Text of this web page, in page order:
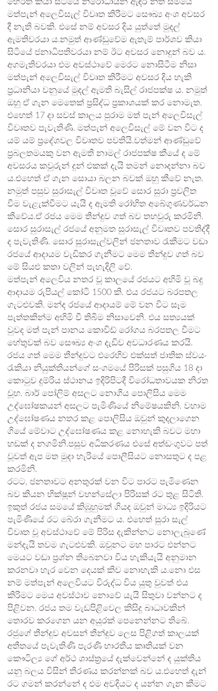
හේරත් කියා සිටියේ නිරෝධායන ඇඳිරි නීති සමයේ
මත්පැන් අලෙවිසැල් විවෘත කිරීමට සෞඛ්‍ය අංශ අවසර
දී නැති බවකි. එසේ නම් අවසර දිය යුත්තේ මුදල්
ඇමතිවරයා ය.නමුත් ආණ්ඩුවේම ඇතැම් පාර්ශව කියා
සිටියේ ජනාධිපතිවරයා නම් ඊට අවසර නොදුන් බව ය.
අගමැතිවරයා එම අවස්ථාවේ මෙරට නොසිටීම නිසා
මත්පැන් අලෙවිසැල් විවෘත කිරීමට අවසර දිය හැකි
ප්‍රධානියා වනුයේ මුදල් ඇමති බැසිල් රාජපක්ෂ ය. නමුත්
ඔහු ඒ ගැන මෙතෙක් ප්‍රසිද්ධ ප්‍රකාශයක් කර නොමැත.
එහෙත් 17 දා සවස් කාලය පුරාම මත් පැන් අලෙවිසැල්
විවෘතව පැවැතිණි. මත්පැන් අලෙවිසැල් මේ වන විට ද
යම් යම් ප්‍රදේශවල විවෘතව පවතියි.වත්මන් ආණ්ඩුවේ
ප්‍රබලතමයකු වන ඇමති නාමල් රාජපක්ෂ කීයේ ද මේ
අවසරය කවුරුන් දුන් එකක් දැයි තමන් නොදන්නා බව
ය.එහෙත් ඒ ගැන සොයා බලන බවක් ඔහු කීවේ නැත.
නමුත් පසුව සුරාසැල් විවෘත වූවේ සොර සුරා ප්‍රචලිත
වීම වැළැක්වීමට යැයි ද ඇමති රෝහිත අබේගුණවර්ධන
කීවේය.ඒ රජය මෙම තීන්දුව ගත් බව තහවුරු කරමිනි.
සොර සුරාසැල් රජයේ අනුමත සුරාසැල් විවෘතව පවතිද්දී
ද පැවැතිණි. සොර සුරාසැල්වලින් ජනතාව රැකීමට වඩා
රජයේ ආදායම වැඩිකර ගැනීමට මෙම තීන්දුව ගත් බව
මේ සියළු කතා වලින් පැහැදිලි වේ.
මත්පැන් අලෙවිය නතර වූ කාලයේ රජයට අහිමි වූ බදු
ආදායම රුපියල් කෝටි 1500 කි. එය රජයට බරපතල
ගැටළුවකි. මන්ද රජයේ ආදායම් මේ වන විට සෑම
පැත්තකින්ම අහිමි වී තිබීම නිසාවෙනි. එය සත්‍යයක්
වුවද මත් පැන් පානය කොවිඩ් රෝගය බරපතල වීමට
හේතුවක් බව සෞඛ්‍ය අංශ දැඩිව අවධාරණය කරයි.
රජය ගත් මෙම තීන්දුවට එරෙහිව එක්සත් ජාතික ස්වයං
රැකියා නියුක්තියන්ගේ සංගමයේ පිරිසක් පසුගිය 18 දා
කොටුව දුම්රිය ස්ථානය ඉදිරිපිටදී විරෝධතාවයක නිරත
වූහ. බාර් පෝලිම් අසලට නොගිය පොලිසිය මෙම
උද්ඝෝෂකයන් අසලට පැමිණියේ නිමේෂයකිනි. වහාම
උද්ඝෝෂණය නතර කළ පොලිසිය ඔවුන් කුදලාගෙන
ගියේ මේවාට උද්ඝෝෂණය කළ නොහැකි බවට මහා
හඩක් ද නගමිනි.පසුව අධිකරණය එසේ අත්ඩංගුවට පත්
වූවත් ඇප මත මුදා හැරියේ පොලීසියට නොසතුට ද පළ
කරමිනි.
රටට, ජනතාවට අනතුරක් වන විට පාරට පැමිණෙන
බව කියන භික්ෂූන් වහන්සේලා පිරිසක් රට තුළ සිටිති.
ඉකුත් රජය සමයේ කිඹුහුමක් ගියද ඔවුන් මාධ්‍ය ඉදිරියට
පැමිණියේ රට බේරා ගැනීමට ය. එහෙත් සුරා සැල්
විවෘත වූ අවස්ථාවේ මේ පිරිස දැකින්නට නොලැබුණේ
මන්දැයි තවම ගැටළුවකි. ඔවුනට මහ පාරට එන්නට
මෙයට වඩා ප්‍රශ්න තිබෙනවා විය හැකියැයි අනුමාන
කරනවා හැර වෙන දෙයක් කිව නොහැකි ය.නො එස
නම් මත්පැන් අලෙවියට විරුද්ධ විය යුතු වුවත් එය
කිරිමට මෙය අවස්ථාව නොවේ යැයි සිතුවා වන්නට ද
පිළිවන. රජය තම වැඩපිළිවෙල කිසිදු බාධාවකින්
තොරව කරගෙන යන අයුරක් පෙනෙන්නට තිබේ.
රජුගේ තීන්දුව අවසන් තීන්දුව ලෙස පිළිගත් කාලයක්
අතීතයේ පැවැතිණි පැරණි භාරතීය කෘතියක් වන
කෞටිල්‍ය ගේ අර්ථ ශාස්ත්‍රයේ දැක්වෙන්නේ ද යුක්තිය
යනු බලය විසින් තීරණය කරන්නක් බව ය.එහෙත් දැන්
රට ගමන් කරන්නේ ද එම අවදියට ද යන්න ගැන කීමට